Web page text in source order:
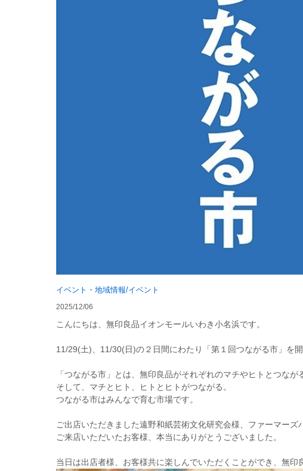
イベント・地域情報/イベント
2025/12/06
こんにちは、無印良品イオンモールいわき小名浜です。
11/29(土)、11/30(日)の２日間にわたり「第１回つながる市」を開
「つながる市」とは、無印良品がそれぞれのマチやヒトとつなが
そして、マチとヒト、ヒトとヒトがつながる。
つながる市はみんなで育む市場です。
ご出店いただきました遠野和紙芸術文化研究会様、ファーマー
ご来店いただいたお客様、本当にありがとうございました。
当日は出店者様、お客様共に楽しんでいただくことができ、無